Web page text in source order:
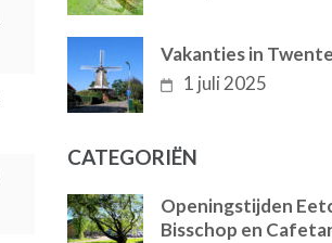
Vakanties in Twente
1 juli 2025
CATEGORIËN
Openingstijden
Bisschop en